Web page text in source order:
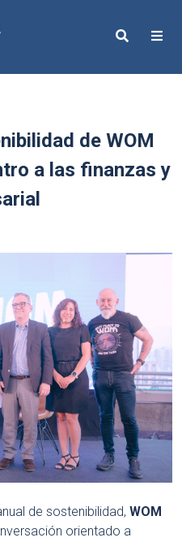
Search
de WOM
a las finanzas y
de sostenibilidad, WOM
orientado a